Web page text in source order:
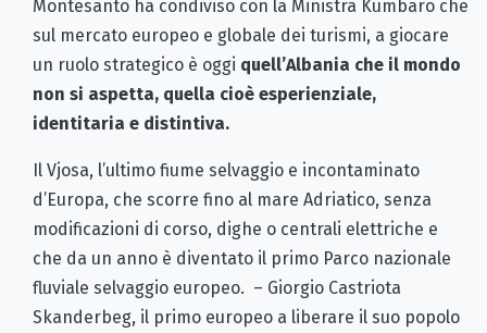
Montesanto ha condiviso con la Ministra Kumbaro che
sul mercato europeo e globale dei turismi, a giocare
un ruolo strategico è oggi quell’Albania che il mondo
non si aspetta, quella cioè esperienziale,
identitaria e distintiva.
Il Vjosa, l’ultimo fiume selvaggio e incontaminato
d’Europa, che scorre fino al mare Adriatico, senza
modificazioni di corso, dighe o centrali elettriche e
che da un anno è diventato il primo Parco nazionale
fluviale selvaggio europeo. – Giorgio Castriota
Skanderbeg, il primo europeo a liberare il suo popolo